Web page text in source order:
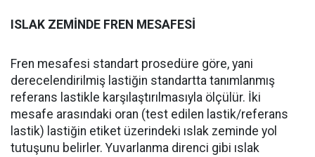
ISLAK ZEMİNDE FREN MESAFESİ
Fren mesafesi standart prosedüre göre, yani
derecelendirilmiş lastiğin standartta tanımlanmış
referans lastikle karşılaştırılmasıyla ölçülür. İki
mesafe arasındaki oran (test edilen lastik/referans
lastik) lastiğin etiket üzerindeki ıslak zeminde yol
tutuşunu belirler. Yuvarlanma direnci gibi ıslak